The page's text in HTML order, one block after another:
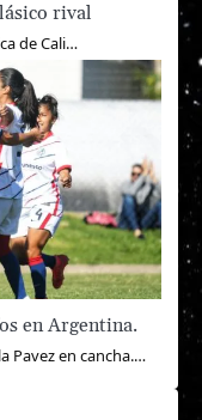
rival
de Cali…
en Argentina.
Pavez en cancha.…